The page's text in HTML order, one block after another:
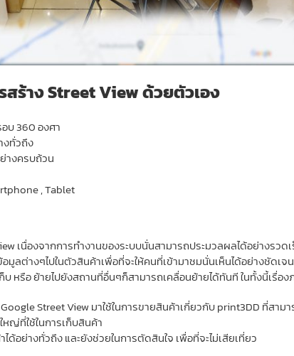
ร้าง Street View ด้วยตัวเอง
บ 360 องศา
งทั่วถึง
างครบถ้วน
, Tablet
เนื่องจากการทำงานของระบบนั่นสามารถประมวลผลได้อย่างรว
อมูลต่างๆไปในตัวสินค้าเพื่อที่จะให้คนที่เข้ามาชมนั่นเห็นได้อย่างชัด
หรือ ย้ายไปยังสถานที่อื่นๆก็สามารถเคลื่อนย้ายได้ทันที ในทั้งนี้เรื่อ
Street View มาใช้ในการขายสินค้าเกี่ยวกับ print3DD ที่ส
ญ่ที่ใช้ในการเก็บสินค้า
ด้อย่างทั่วถึง และยังช่วยในการตัดสินใจ เพื่อที่จะไม่เสียเที่ยว